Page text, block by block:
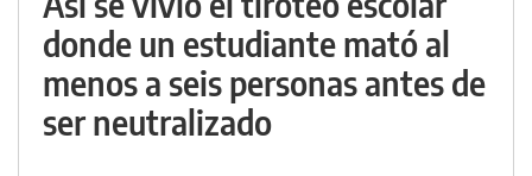
donde un estudiante mató al
menos a seis personas antes de
ser neutralizado